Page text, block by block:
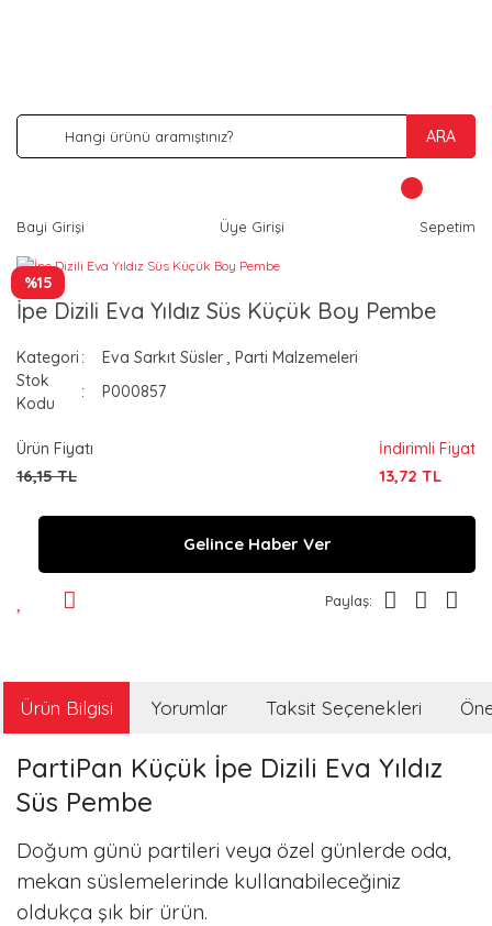
ARA
Bayi Girişi Üye Girişi Sepetim
%15
İpe Dizili Eva Yıldız Süs Küçük Boy Pembe
Kategori Eva Sarkıt Süsler , Parti Malzemeleri
Stok
Kodu
P000857
Ürün Fiyatı
16,15 TL
İndirimli Fiyat
13,72 TL
Gelince Haber Ver
Paylaş:
Ürün Bilgisi Yorumlar Taksit Seçenekleri
PartiPan Küçük İpe Dizili Eva Yıldız
Süs Pembe
Doğum günü partileri veya özel günlerde oda,
mekan süslemelerinde kullanabileceğiniz
oldukça şık bir ürün.